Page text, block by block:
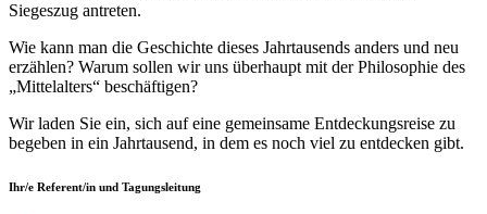
Siegeszug antreten.
Wie kann man die Geschichte dieses Jahrtausends anders und neu
erzählen? Warum sollen wir uns überhaupt mit der Philosophie des
„Mittelalters“ beschäftigen?
Wir laden Sie ein, sich auf eine gemeinsame Entdeckungsreise zu
begeben in ein Jahrtausend, in dem es noch viel zu entdecken gibt.
Ihr/e Referent/in und Tagungsleitung